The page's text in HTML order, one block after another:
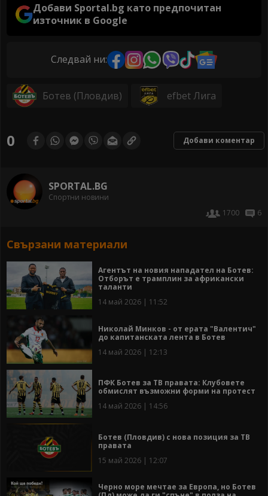
Добави Sportal.bg като предпочитан
източник в Google
Следвай ни:
Ботев (Пловдив) efbet Лига
0 Добави коментар
SPORTAL.BG
Спортни новини
1700
6
Свързани материали
Агентът на новия нападател на Ботев:
Отборът е трамплин за африкански
таланти
14 май 2026 | 11:52
Николай Минков - от ерата "Валентич"
до капитанската лента в Ботев
14 май 2026 | 12:13
ПФК Ботев за ТВ правата: Клубовете
обмислят възможни форми на протест
14 май 2026 | 14:56
Ботев (Пловдив) с нова позиция за ТВ
правата
15 май 2026 | 12:07
Черно море мечтае за Европа, но Ботев